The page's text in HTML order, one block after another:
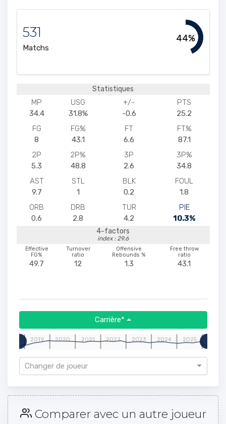
531
Matchs
44%
Statistiques
MP
34.4
USG
31.8%
+/-
-0.6
PTS
25.2
FG
8
FG%
43.1
FT
6.6
FT%
87.1
2P
5.3
2P%
48.8
3P
2.6
3P%
34.8
AST
9.7
STL
1
BLK
0.2
FOUL
1.8
ORB
0.6
DRB
2.8
TUR
4.2
PIE
10.3%
4-factors
index : 29.6
Effective
FG%
49.7
Turnover
ratio
12
Offensive
Rebounds %
1.3
Free throw
ratio
43.1
Carrière*
2019 2020 2021 2022 2023 2024 2025
Changer de joueur
Comparer avec un autre joueur